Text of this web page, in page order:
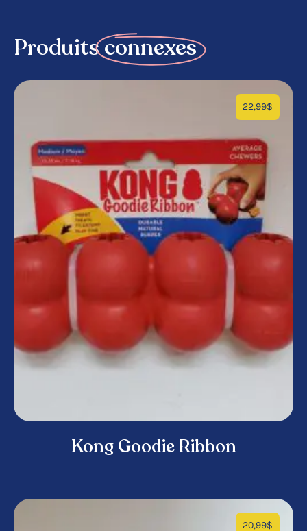
Produitsconnexes
22,99$
Kong Goodie Ribbon
20,99$